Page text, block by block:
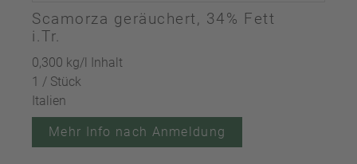
Scamorza geräuchert, 34% Fett
i.Tr.
0,300 kg/l Inhalt
1 / Stück
Italien
Mehr Info nach Anmeldung